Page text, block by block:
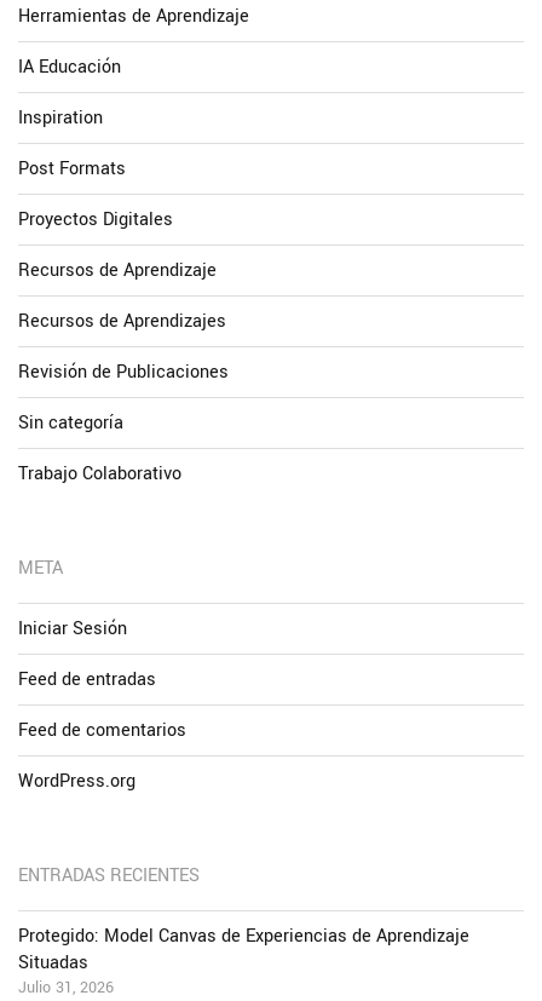
Herramientas de Aprendizaje
IA Educación
Inspiration
Post Formats
Proyectos Digitales
Recursos de Aprendizaje
Recursos de Aprendizajes
Revisión de Publicaciones
Sin categoría
Trabajo Colaborativo
META
Iniciar Sesión
Feed de entradas
Feed de comentarios
WordPress.org
ENTRADAS RECIENTES
Protegido: Model Canvas de Experiencias de Aprendizaje
Situadas
Julio 31, 2026